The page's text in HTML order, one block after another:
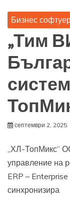
Бизнес
„Тим
септември 2, 2025
„ХЛ-ТопМикс”
управление на
ERP –
синхронизира